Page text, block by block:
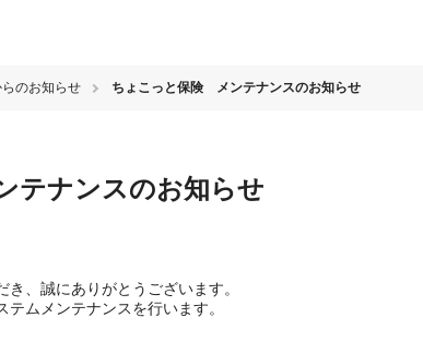
のお知らせ ちょこっと保険 メンテナンスのお知らせ
テナンスのお知らせ
、誠にありがとうございます。
ムメンテナンスを行います。